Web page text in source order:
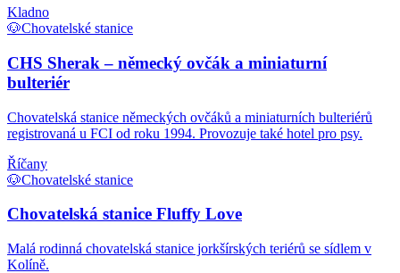
Kladno
🐶Chovatelské stanice
CHS Sherak – německý ovčák a miniaturní
bulteriér
Chovatelská stanice německých ovčáků a miniaturních bulteriérů
registrovaná u FCI od roku 1994. Provozuje také hotel pro psy.
Říčany
🐶Chovatelské stanice
Chovatelská stanice Fluffy Love
Malá rodinná chovatelská stanice jorkšírských teriérů se sídlem v
Kolíně.